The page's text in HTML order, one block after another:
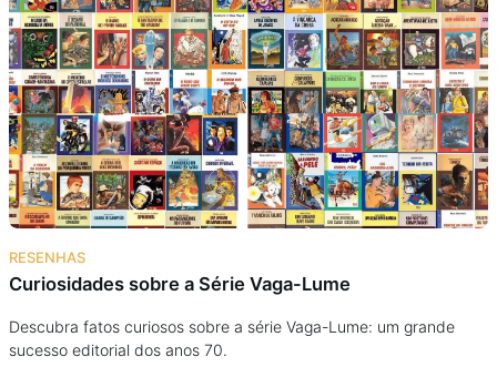
Clube de Leitores
Listas
Como ler?
Na escola
Na família
Colunas
RESENHAS
Curiosidades sobre a Série Vaga-Lume
Descubra fatos curiosos sobre a série Vaga-Lume: um grande
sucesso editorial dos anos 70.